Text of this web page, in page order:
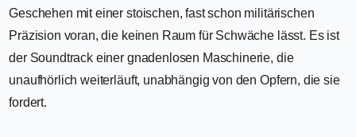
Geschehen mit einer stoischen, fast schon militärischen
Präzision voran, die keinen Raum für Schwäche lässt. Es ist
der Soundtrack einer gnadenlosen Maschinerie, die
unaufhörlich weiterläuft, unabhängig von den Opfern, die sie
fordert.